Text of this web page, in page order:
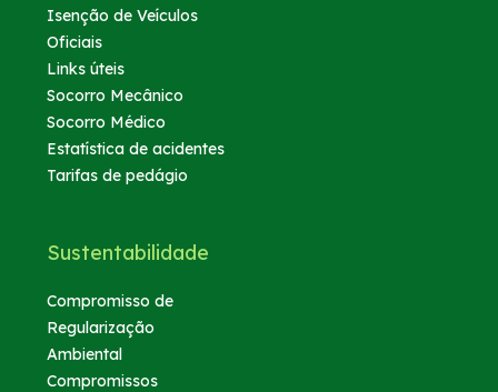
Isenção de Veículos
Oficiais
Links úteis
Socorro Mecânico
Socorro Médico
Estatística de acidentes
Tarifas de pedágio
Sustentabilidade
Compromisso de
Regularização
Ambiental
Compromissos